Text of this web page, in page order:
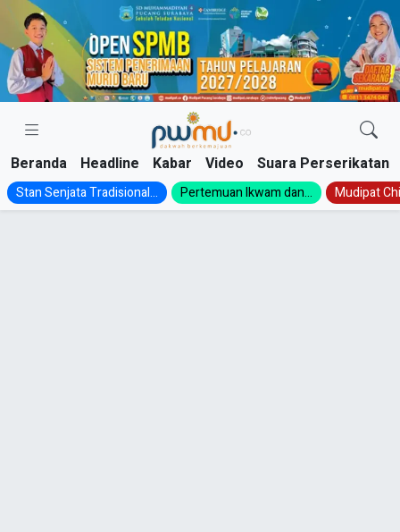
Skip
content
Beranda Headline Kabar Video Suara Perserikatan
Stan Senjata Tradisional... Pertemuan Ikwam dan... Mudipat